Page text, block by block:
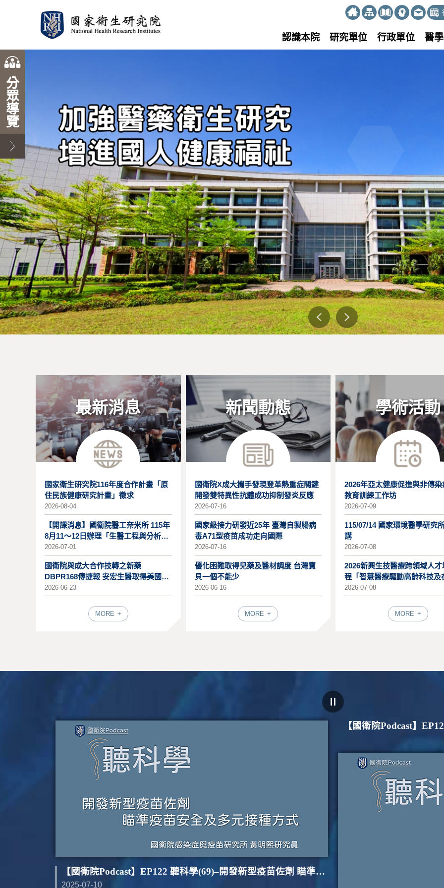
認識本院 研究單位 行政單位 醫
分
眾
導
覽
學
術
單
位
學
術
活
動
徵
才
訊
息
一
般
民
眾
院
內
同
仁
加強醫藥衛生研究
增進國人健康福祉
最新消息
國家衛生研究院116年度合作計畫「原
住民族健康研究計畫」徵求
2026-08-04
【開課消息】國衛院醫工奈米所 115年
8月11～12日辦理「生醫工程與分析技
術
2026-07-01
國衛院與成大合作技轉之新藥
DBPR168傳捷報 安宏生醫取得美國
FDA IND核准
2026-06-23
MORE
新聞動態
國衛院X成大攜手發現登革熱重症關鍵
開發雙特異性抗體成功抑制發炎反應
2026-07-16
國家級接力研發近25年 臺灣自製腸病
毒A71型疫苗成功走向國際
2026-07-16
優化困難取得兒藥及醫材調度 台灣寶
貝一個不能少
2026-06-16
MORE
學術活動
2026年亞太健康促進與非傳染
教育訓練工作坊
2026-07-09
115/07/14 國家環境醫學研究
講
2026-07-08
2026新興生技醫療跨領域人才
程「智慧醫療驅動高齡科技及
療:開
2026-07-08
MORE
【國衛院Podcast】EP122 聽科學(69)–開發新型疫苗佐劑 瞄準疫苗安全及多元接種方式（上）
2025-07-10